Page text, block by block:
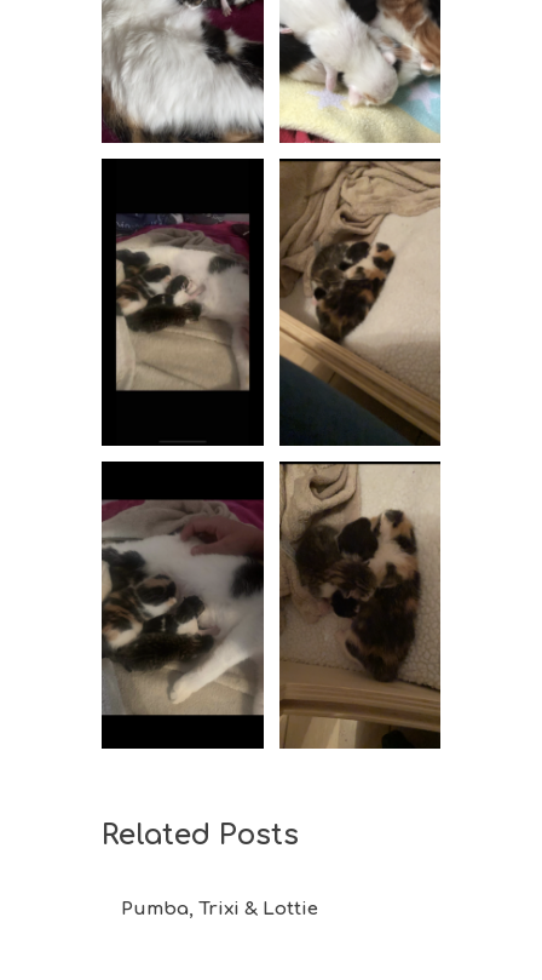
Related Posts
Pumba, Trixi & Lottie